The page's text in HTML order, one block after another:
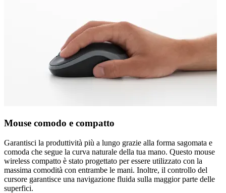
Mouse comodo e compatto
Garantisci la produttività più a lungo grazie alla forma sagomata e
comoda che segue la curva naturale della tua mano. Questo mouse
wireless compatto è stato progettato per essere utilizzato con la
massima comodità con entrambe le mani. Inoltre, il controllo del
cursore garantisce una navigazione fluida sulla maggior parte delle
superfici.